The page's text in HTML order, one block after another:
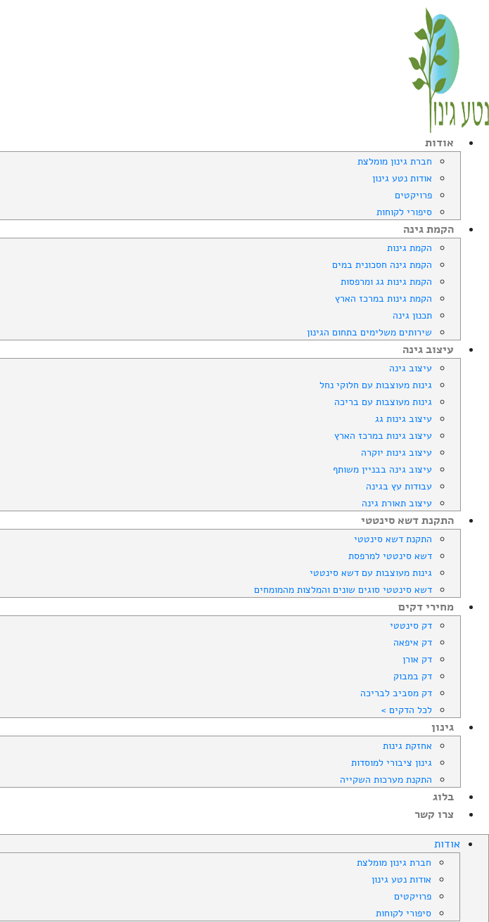
אודות
חברת גינון מומלצת
אודות נטע גינון
פרויקטים
סיפורי לקוחות
הקמת גינה
הקמת גינות
הקמת גינה חסכונית במים
הקמת גינות גג ומרפסות
הקמת גינות במרכז הארץ
תכנון גינה
שירותים משלימים בתחום הגינון
עיצוב גינה
עיצוב גינה
גינות מעוצבות עם חלוקי נחל
גינות מעוצבות עם בריכה
עיצוב גינות גג
עיצוב גינות במרכז הארץ
עיצוב גינות יוקרה
עיצוב גינה בבניין משותף
עבודות עץ בגינה
עיצוב תאורת גינה
התקנת דשא סינטטי
התקנת דשא סינטטי
דשא סינטטי למרפסת
גינות מעוצבות עם דשא סינטטי
דשא סינטטי סוגים שונים והמלצות מהמומחים
מחירי דקים
דק סינטטי
דק איפאה
דק אורן
דק במבוק
דק מסביב לבריכה
לכל הדקים >
גינון
אחזקת גינות
גינון ציבורי למוסדות
התקנת מערכות השקייה
בלוג
צרו קשר
אודות
חברת גינון מומלצת
אודות נטע גינון
פרויקטים
סיפורי לקוחות